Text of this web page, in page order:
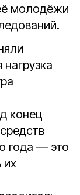
молодёжи
конец
года — это
их